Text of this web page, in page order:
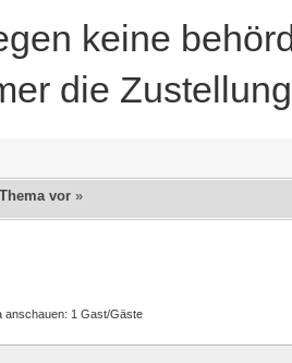
keine
die
vor »
anschauen: 1 Gast/Gäste